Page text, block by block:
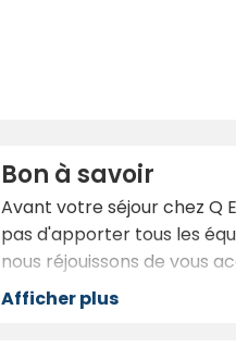
Bon à savoir
Avant votre séjour chez Q
pas d'apporter tous les
nous réjouissons de vous
Afficher plus